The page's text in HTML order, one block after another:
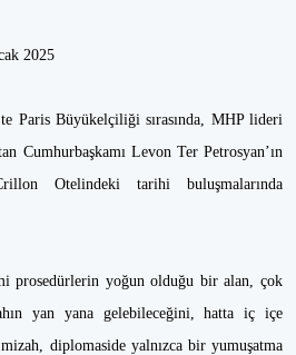
2025
Paris Büyükelçiliği sırasında, MHP lideri
Cumhurbaşkamı Levon Ter Petrosyan’ın
Otelindeki tarihi buluşmalarında
prosedürlerin yoğun olduğu bir alan, çok
yan yana gelebileceğini, hatta iç içe
diplomaside yalnızca bir yumuşatma